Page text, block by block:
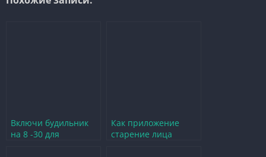
Включи будильник
на 8 -30 для
Как приложение
старение лица